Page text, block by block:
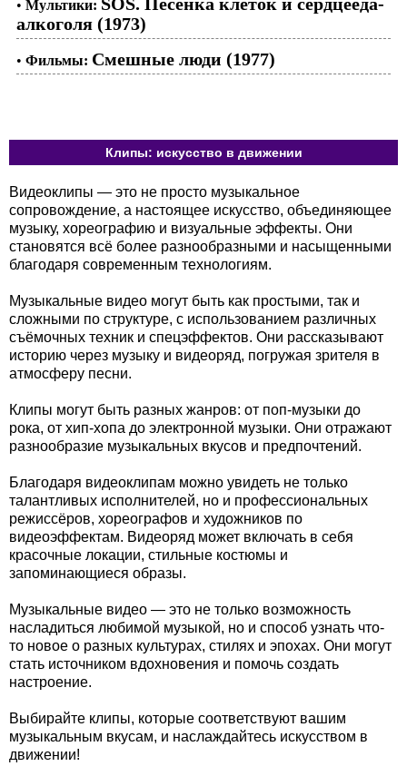
• Мультики:
алкоголя (1973)
• Фильмы: Смешные люди (1977)
Клипы: искусство в движении
Видеоклипы — это не просто музыкальное
сопровождение, а настоящее искусство, объединяющее
музыку, хореографию и визуальные эффекты. Они
становятся всё более разнообразными и насыщенными
благодаря современным технологиям.
Музыкальные видео могут быть как простыми, так и
сложными по структуре, с использованием различных
съёмочных техник и спецэффектов. Они рассказывают
историю через музыку и видеоряд, погружая зрителя в
атмосферу песни.
Клипы могут быть разных жанров: от поп-музыки до
рока, от хип-хопа до электронной музыки. Они отражают
разнообразие музыкальных вкусов и предпочтений.
Благодаря видеоклипам можно увидеть не только
талантливых исполнителей, но и профессиональных
режиссёров, хореографов и художников по
видеоэффектам. Видеоряд может включать в себя
красочные локации, стильные костюмы и
запоминающиеся образы.
Музыкальные видео — это не только возможность
насладиться любимой музыкой, но и способ узнать что-
то новое о разных культурах, стилях и эпохах. Они могут
стать источником вдохновения и помочь создать
настроение.
Выбирайте клипы, которые соответствуют вашим
музыкальным вкусам, и наслаждайтесь искусством в
движении!